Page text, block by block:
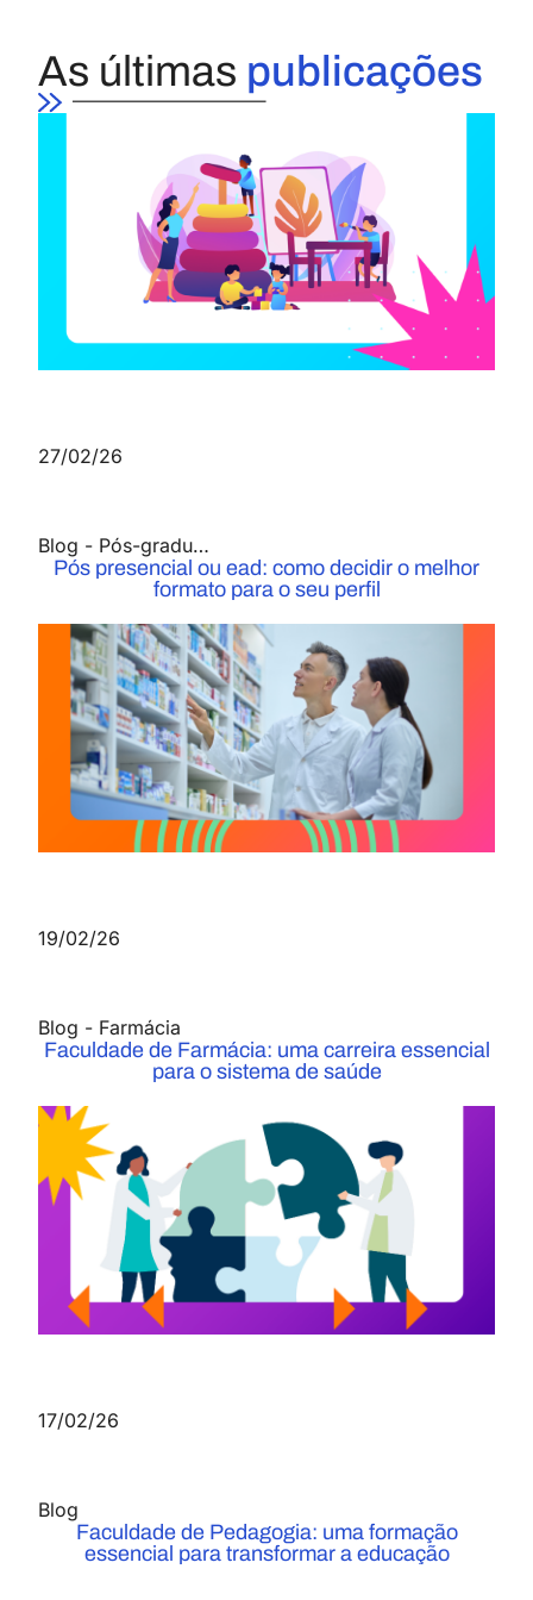
As últimas publicações
27/02/26
Blog - Pós-graduação
Pós presencial ou ead: como decidir o melhor
formato para o seu perfil
19/02/26
Blog - Farmácia
Faculdade de Farmácia: uma carreira essencial
para o sistema de saúde
17/02/26
Blog
Faculdade de Pedagogia: uma formação
essencial para transformar a educação